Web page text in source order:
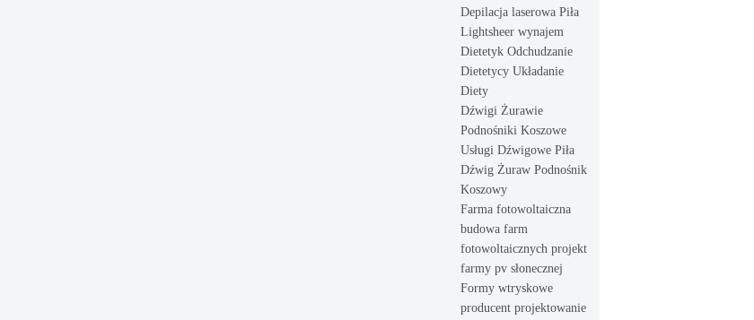
Depilacja laserowa Piła
Lightsheer wynajem
Dietetyk Odchudzanie
Dietetycy Układanie
Diety
Dźwigi Żurawie
Podnośniki Koszowe
Usługi Dźwigowe Piła
Dźwig Żuraw Podnośnik
Koszowy
Farma fotowoltaiczna
budowa farm
fotowoltaicznych projekt
farmy pv słonecznej
Formy wtryskowe
producent projektowanie